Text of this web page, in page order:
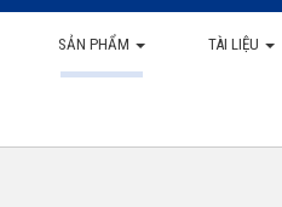
SẢN PHẨM TÀI LIỆU